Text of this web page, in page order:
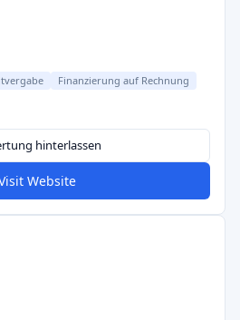
Finanzierung auf Rechnung
hinterlassen
Website